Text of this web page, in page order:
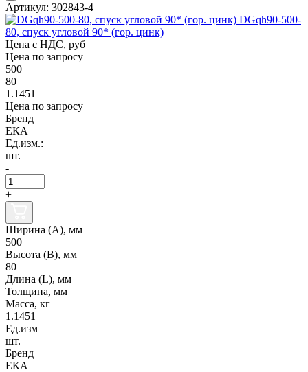
Артикул: 302843-4
DGqh90-500-
80, спуск угловой 90* (гор. цинк)
Цена с НДС, руб
Цена по запросу
500
80
1.1451
Цена по запросу
Бренд
ЕКА
Ед.изм.:
шт.
-
+
Ширина (А), мм
500
Высота (В), мм
80
Длина (L), мм
Толщина, мм
Масса, кг
1.1451
Ед.изм
шт.
Бренд
ЕКА